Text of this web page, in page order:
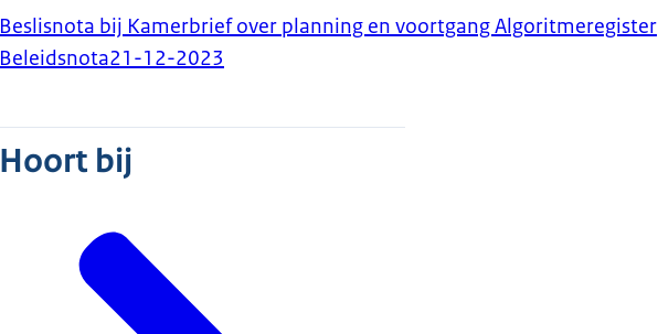
Beslisnota bij Kamerbrief over planning en voortgang Algoritmeregister
Beleidsnota21-12-2023
Hoort bij